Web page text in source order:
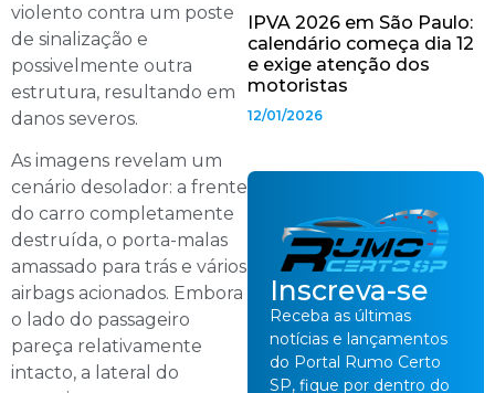
violento contra um poste
de sinalização e
possivelmente outra
estrutura, resultando em
danos severos.
As imagens revelam um
cenário desolador: a frente
do carro completamente
destruída, o porta-malas
amassado para trás e vários
airbags acionados. Embora
o lado do passageiro
pareça relativamente
intacto, a lateral do
IPVA 2026 em São Paulo:
calendário começa dia 12
e exige atenção dos
motoristas
12/01/2026
Inscreva-se
Receba as últimas
notícias e lançamentos
do Portal Rumo Certo
SP, fique por dentro do